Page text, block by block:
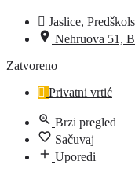
Jaslice,
Nehruova 51,
Zatvoreno
Privatni vrtić
Brzi pregled
Sačuvaj
Uporedi